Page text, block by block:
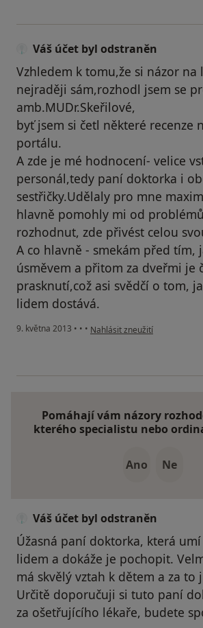
Váš účet byl odstraněn
Vzhledem k tomu,že si názor na
nejraději sám,rozhodl jsem se
amb.MUDr.Skeřilové,
byť jsem si četl některé recenze
portálu.
A zde je mé hodnocení- velice
personál,tedy paní doktorka i
sestřičky.Udělaly pro mne
hlavně pomohly mi od
rozhodnut, zde přivést celou
A co hlavně - smekám před tím,
úsměvem a přitom za dveřmi je
prasknutí,což asi svědčí o tom,
lidem dostává.
9. května 2013 • • • podle názoru uživatele Váš
Nahlásit zneužití
Pomáhají vám názory
kterého specialistu nebo
Ano Ne
Váš účet byl odstraněn
Úžasná paní doktorka, která
lidem a dokáže je pochopit.
má skvělý vztah k dětem a za to
Určitě doporučuji si tuto paní
za ošetřujícího lékaře, budete